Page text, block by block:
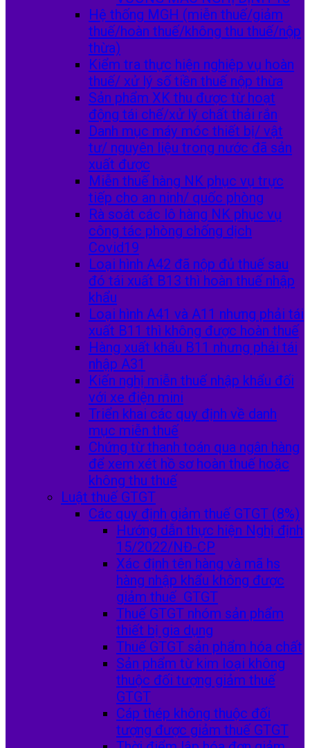
Hệ thống MGH (miễn thuế/giảm
thuế/hoàn thuế/không thu thuế/nộp
thừa)
Kiểm tra thực hiện nghiệp vụ hoàn
thuế/ xử lý số tiền thuế nộp thừa
Sản phẩm XK thu được từ hoạt
động tái chế/xử lý chất thải rắn
Danh mục máy móc thiết bị/ vật
tư/ nguyên liệu trong nước đã sản
xuất được
Miễn thuế hàng NK phục vụ trực
tiếp cho an ninh/ quốc phòng
Rà soát các lô hàng NK phục vụ
công tác phòng chống dịch
Covid19
Loại hình A42 đã nộp đủ thuế sau
đó tái xuất B13 thì hoàn thuế nhập
khẩu
Loại hình A41 và A11 nhưng phải tái
xuất B11 thì không được hoàn thuế
Hàng xuất khẩu B11 nhưng phải tái
nhập A31
Kiến nghị miễn thuế nhập khẩu đối
với xe điện mini
Triển khai các quy định về danh
mục miễn thuế
Chứng từ thanh toán qua ngân hàng
để xem xét hồ sơ hoàn thuế hoặc
không thu thuế
Luật thuế GTGT
Các quy định giảm thuế GTGT (8%)
Hướng dẫn thực hiện Nghị định
15/2022/NĐ-CP
Xác định tên hàng và mã hs
hàng nhập khẩu không được
giảm thuế GTGT
Thuế GTGT nhóm sản phẩm
thiết bị gia dụng
Thuế GTGT sản phẩm hóa chất
Sản phẩm từ kim loại không
thuộc đối tượng giảm thuế
GTGT
Cáp thép không thuộc đối
tượng được giảm thuế GTGT